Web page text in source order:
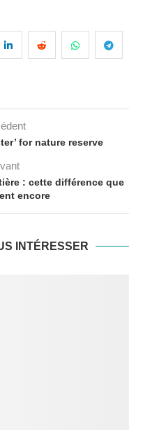
for nature reserve
: cette différence que
encore
INTÉRESSER